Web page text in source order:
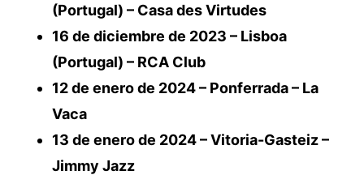
(Portugal) – Casa des Virtudes
16 de diciembre de 2023 – Lisboa
(Portugal) – RCA Club
12 de enero de 2024 – Ponferrada – La
Vaca
13 de enero de 2024 – Vitoria-Gasteiz –
Jimmy Jazz